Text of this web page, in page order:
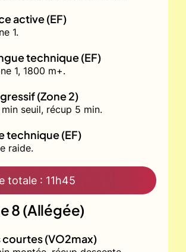
active (EF)
1.
technique (EF)
1, 1800 m+.
(Zone 2)
seuil, récup 5 min.
technique (EF)
raide.
totale : 11h45
8 (Allégée)
courtes (VO2max)